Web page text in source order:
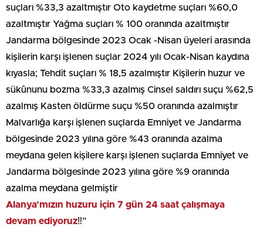
suçları %33,3 azaltmıştır Oto kaydetme suçları %60,0
azaltmıştır Yağma suçları % 100 oranında azaltmıştır
Jandarma bölgesinde 2023 Ocak -Nisan üyeleri arasında
kişilerin karşı işlenen suçlar 2024 yılı Ocak-Nisan kaydına
kıyasla; Tehdit suçları % 18,5 azalmıştır Kişilerin huzur ve
sükûnunu bozma %33,3 azalmış Cinsel saldırı suçu %62,5
azalmış Kasten öldürme suçu %50 oranında azalmıştır
Malvarlığa karşı işlenen suçlarda Emniyet ve Jandarma
bölgesinde 2023 yılına göre %43 oranında azalma
meydana gelen kişilere karşı işlenen suçlarda Emniyet ve
Jandarma bölgesinde 2023 yılına göre %9 oranında
azalma meydana gelmiştir
Alanya’mızın huzuru için 7 gün 24 saat çalışmaya
devam ediyoruz‼️”